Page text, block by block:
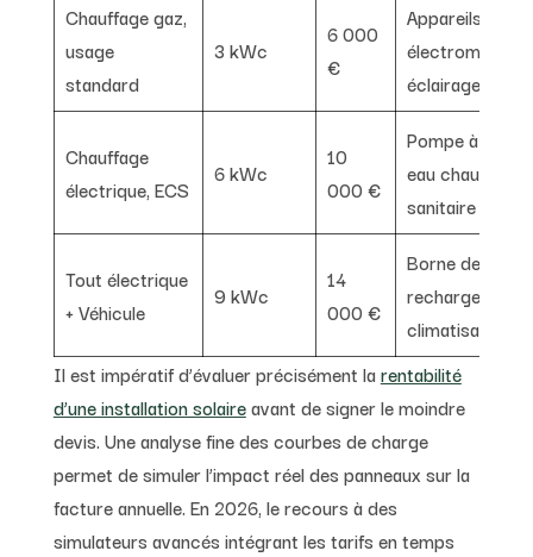
Chauffage gaz,
usage
standard
3 kWc
6 000
€
Appareils
éclairage
Chauffage
électrique, ECS
6 kWc
10
000 €
Pompe à
eau chaude
sanitaire
Tout électrique
+ Véhicule
9 kWc
14
000 €
Borne de
recharge,
climatisation
Il est impératif d’évaluer précisément la rentabilité
d’une installation solaireavant de signer le moindre
devis. Une analyse fine des courbes de charge
permet de simuler l’impact réel des panneaux sur la
facture annuelle. En 2026, le recours à des
simulateurs avancés intégrant les tarifs en temps